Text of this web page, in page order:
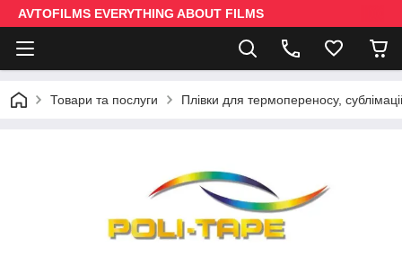
AVTOFILMS EVERYTHING ABOUT FILMS
Товари та послуги Плівки для термопереносу,